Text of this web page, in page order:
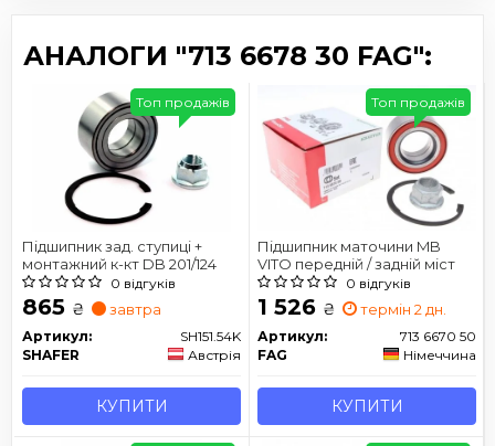
АНАЛОГИ "713 6678 30 FAG":
Підшипник зад. ступиці +
монтажний к-кт DB 201/124
0 відгуків
865 ₴ завтра
Артикул:
SH151.54K
SHAFER
Австрія
КУПИТИ
Топ продажів
Підшипник маточини MB
VITO передній / задній міст
0 відгуків
1 526 ₴ термін 2 дн.
Артикул:
713 6670 50
FAG
Німеччина
КУПИТИ
Топ продажів